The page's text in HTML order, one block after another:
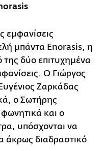
εμφανίσεις
μπάντα Enorasis, η
της δύο επιτυχημένα
Ο Γιώργος
Ζαρκάδας
ο Σωτήρης
και ο
υπόσχονται να
άκρως διαδραστικό